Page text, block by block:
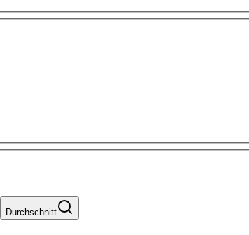
Durchschnitt